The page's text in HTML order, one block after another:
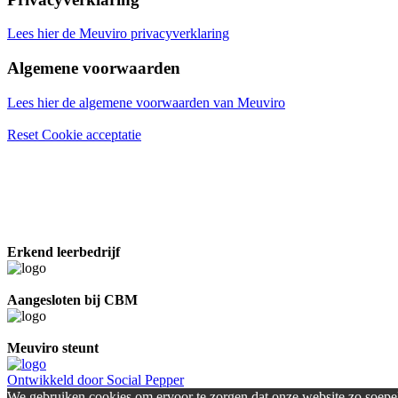
Lees hier de Meuviro privacyverklaring
Algemene voorwaarden
Lees hier de algemene voorwaarden van Meuviro
Reset Cookie acceptatie
Erkend leerbedrijf
Aangesloten bij CBM
Meuviro steunt
Ontwikkeld door Social Pepper